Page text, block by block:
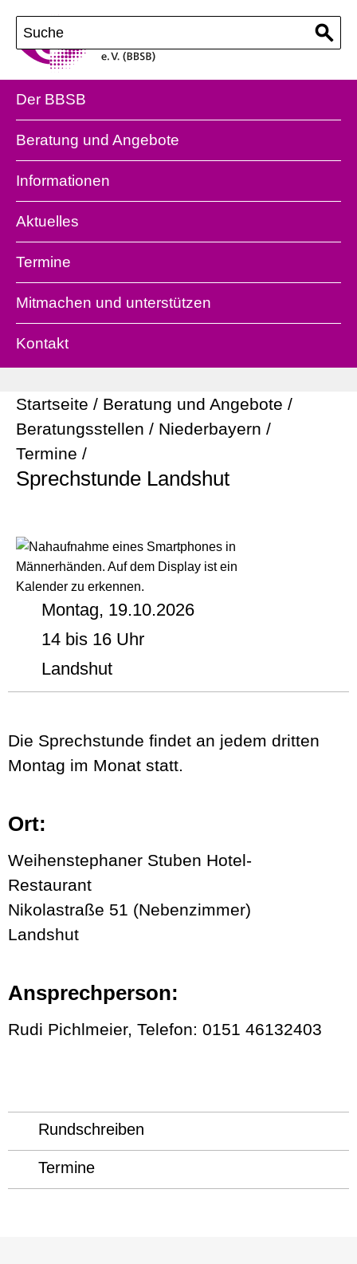
Der BBSB
Beratung und Angebote
Informationen
Aktuelles
Termine
Mitmachen und unterstützen
Kontakt
Startseite / Beratung und Angebote /
Beratungsstellen / Niederbayern /
Termine /
Sprechstunde Landshut
Montag, 19.10.2026
14 bis 16 Uhr
Landshut
Die Sprechstunde findet an jedem dritten
Montag im Monat statt.
Ort:
Weihenstephaner Stuben Hotel-
Restaurant
Nikolastraße 51 (Nebenzimmer)
Landshut
Ansprechperson:
Rudi Pichlmeier, Telefon: 0151 46132403
Rundschreiben
Termine